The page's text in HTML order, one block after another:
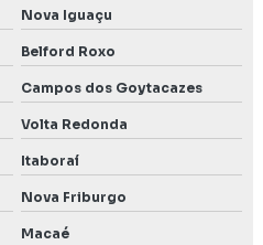
licenciamento em Lagoa
Nova Iguaçu
Belford Roxo
Campos dos Goytacazes
Volta Redonda
Itaboraí
Nova Friburgo
Macaé